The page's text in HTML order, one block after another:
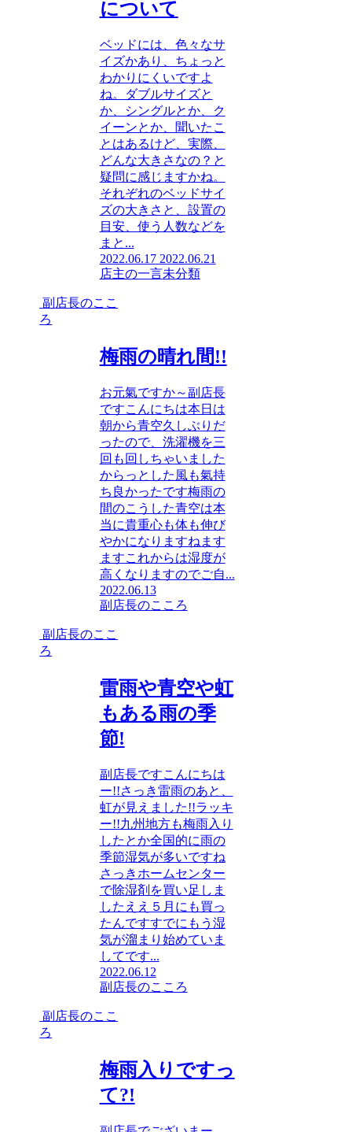
について
ベッドには、色々なサ
イズかあり、ちょっと
わかりにくいですよ
ね。ダブルサイズと
か、シングルとか、ク
イーンとか、聞いたこ
とはあるけど、実際、
どんな大きさなの？と
疑問に感じますかね。
それぞれのベッドサイ
ズの大きさと、設置の
目安、使う人数などを
まと...
2022.06.17 2022.06.21
店主の一言未分類
副店長のここ
ろ
梅雨の晴れ間!!
お元氣ですか～副店長
ですこんにちは本日は
朝から青空久しぶりだ
ったので、洗濯機を三
回も回しちゃいました
からっとした風も氣持
ち良かったです梅雨の
間のこうした青空は本
当に貴重心も体も伸び
やかになりますねます
ますこれからは湿度が
高くなりますのでご自...
2022.06.13
副店長のこころ
副店長のここ
ろ
雷雨や青空や虹
もある雨の季
節!
副店長ですこんにちは
ー!!さっき雷雨のあと、
虹が見えました!!ラッキ
ー!!九州地方も梅雨入り
したとか全国的に雨の
季節湿気が多いですね
さっきホームセンター
で除湿剤を買い足しま
したええ５月にも買っ
たんですすでにもう湿
気が溜まり始めていま
してです...
2022.06.12
副店長のこころ
副店長のここ
ろ
梅雨入りですっ
て?!